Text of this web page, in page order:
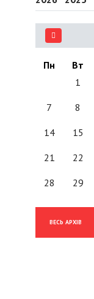
Пн Вт
1
7 8
14 15
21 22
28 29
ВЕСЬ АРХІВ